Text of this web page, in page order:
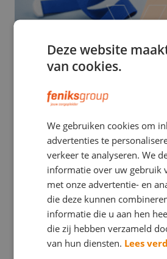
Stuwband versus tourniquet:
verschil met mogelijk ernstige
Deze website
van cookies.
We gebruiken cookies om
advertenties te
verkeer te analyseren. We
informatie over uw gebruik
met onze advertentie- en
die deze kunnen
informatie die u aan hen
die zij hebben verzameld
van hun diensten. Lees